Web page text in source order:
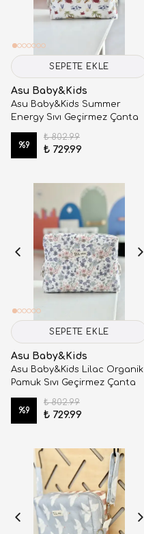
SEPETE EKLE
Asu Baby&Kids
Asu Baby&Kids Summer
Energy Sıvı Geçirmez Çanta
%9
₺ 802.99
₺ 729.99
SEPETE EKLE
Asu Baby&Kids
Asu Baby&Kids Lilac Organik
Pamuk Sıvı Geçirmez Çanta
%9
₺ 802.99
₺ 729.99